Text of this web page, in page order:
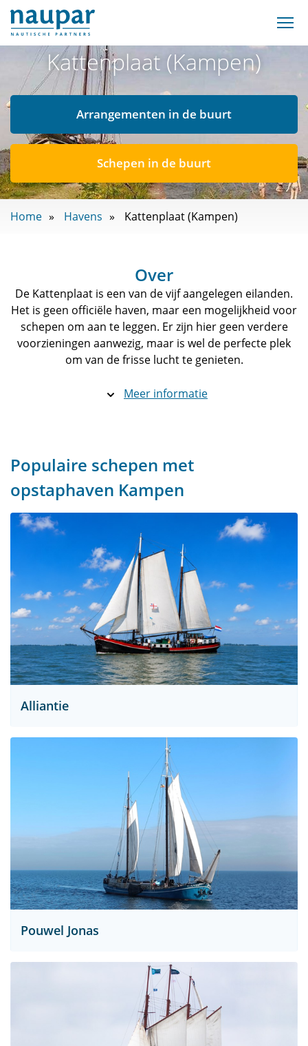
Kattenplaat (Kampen)
Arrangementen in de buurt
Schepen in de buurt
Home Havens Kattenplaat (Kampen)
Over
De Kattenplaat is een van de vijf aangelegen eilanden.
Het is geen officiële haven, maar een mogelijkheid voor
schepen om aan te leggen. Er zijn hier geen verdere
voorzieningen aanwezig, maar is wel de perfecte plek
om van de frisse lucht te genieten.
Meer informatie
Populaire schepen met
opstaphaven Kampen
Alliantie
Pouwel Jonas